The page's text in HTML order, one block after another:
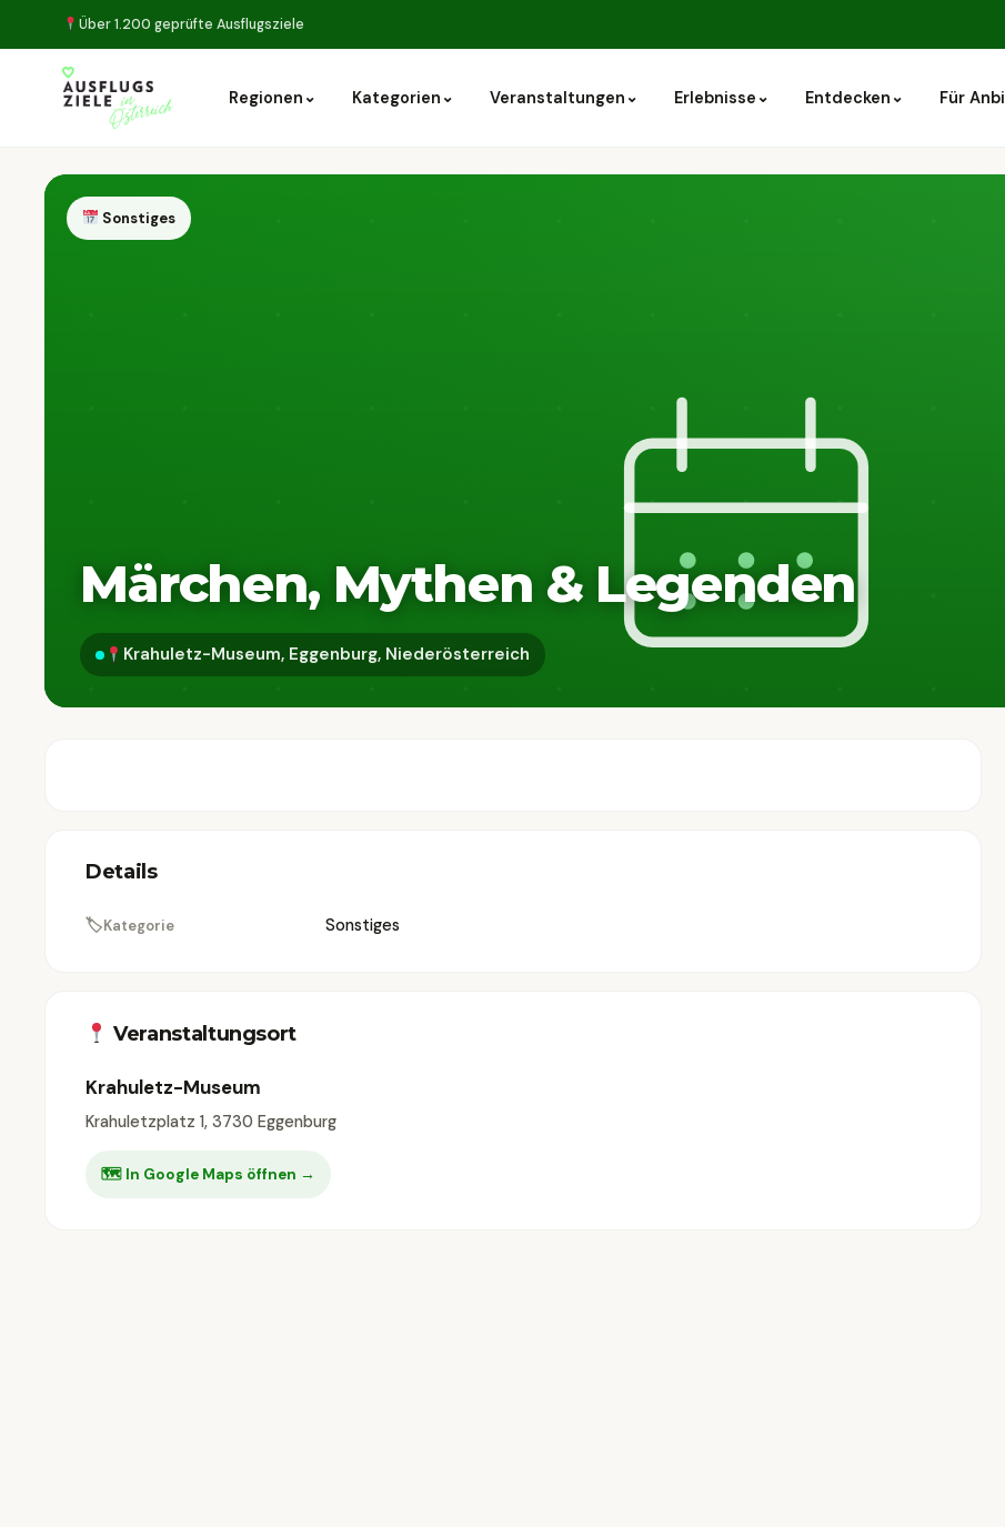
Über 1.200 geprüfte Ausflugsziele
Regionen ⌄ Kategorien ⌄ Veranstaltungen ⌄ Erlebnisse ⌄ Entdecken ⌄ Für
Sonstiges
Märchen, Mythen & Legenden
Krahuletz-Museum, Eggenburg, Niederösterreich
Details
🏷Kategorie Sonstiges
Veranstaltungsort
Krahuletz-Museum
Krahuletzplatz 1, 3730 Eggenburg
🗺 In Google Maps öffnen →